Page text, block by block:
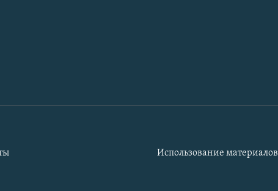
Использование материалов